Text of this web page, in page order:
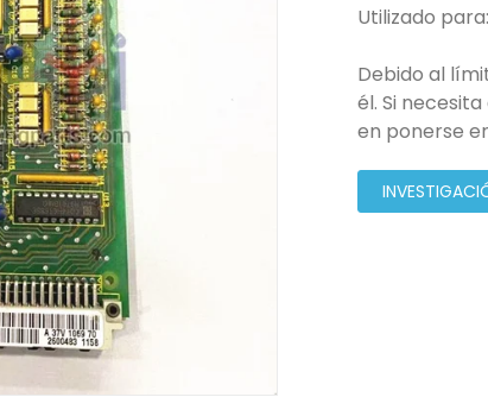
Utilizado
Debido al
él. Si
en ponerse